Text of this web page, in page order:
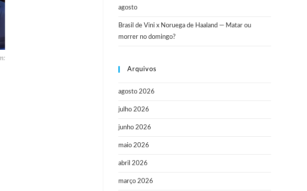
agosto
Brasil de Vini x Noruega de Haaland — Matar ou
morrer no domingo?
Arquivos
agosto 2026
julho 2026
junho 2026
maio 2026
abril 2026
março 2026